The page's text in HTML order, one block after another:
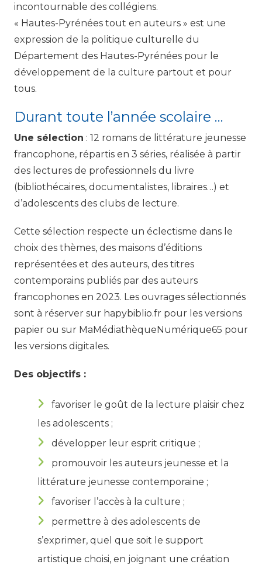
incontournable des collégiens.
« Hautes-Pyrénées tout en auteurs » est une
expression de la politique culturelle du
Département des Hautes-Pyrénées pour le
développement de la culture partout et pour
tous.
Durant toute l’année scolaire …
Une sélection : 12 romans de littérature jeunesse
francophone, répartis en 3 séries, réalisée à partir
des lectures de professionnels du livre
(bibliothécaires, documentalistes, libraires…) et
d’adolescents des clubs de lecture.
Cette sélection respecte un éclectisme dans le
choix des thèmes, des maisons d’éditions
représentées et des auteurs, des titres
contemporains publiés par des auteurs
francophones en 2023. Les ouvrages sélectionnés
sont à réserver sur hapybiblio.fr pour les versions
papier ou sur MaMédiathèqueNumérique65 pour
les versions digitales.
Des objectifs :
favoriser le goût de la lecture plaisir chez
les adolescents ;
développer leur esprit critique ;
promouvoir les auteurs jeunesse et la
littérature jeunesse contemporaine ;
favoriser l’accès à la culture ;
permettre à des adolescents de
s’exprimer, quel que soit le support
artistique choisi, en joignant une création